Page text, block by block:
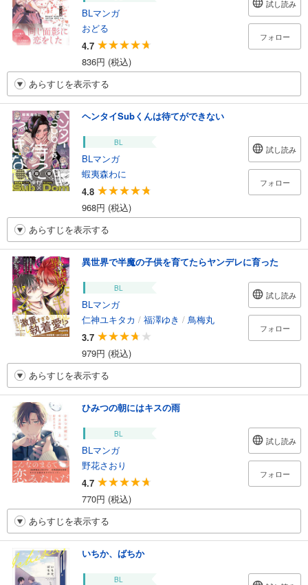
BLマンガ
おどる
4.7
836円 (税込)
試し読み
フォロー
あらすじを表示する
ヘンタイSubくんは待てができない
BL
BLマンガ
蝦夷森わに
4.8
968円 (税込)
試し読み
フォロー
あらすじを表示する
異世界で半魔の子供を育てたらヤンデレに育った
BL
BLマンガ
仁神ユキタカ / 福澤ゆき / 鳥梅丸
3.7
979円 (税込)
試し読み
フォロー
あらすじを表示する
ひみつの朝にはキスの雨
BL
BLマンガ
野花さおり
4.7
770円 (税込)
試し読み
フォロー
あらすじを表示する
いちか、ばちか
BL